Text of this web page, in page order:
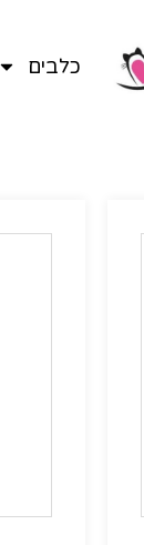
כלבים